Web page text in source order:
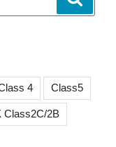
4 Class5
Class2C/2B